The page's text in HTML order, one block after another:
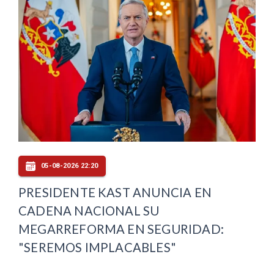
05-08-2026 22:20
PRESIDENTE KAST ANUNCIA EN
CADENA NACIONAL SU
MEGARREFORMA EN SEGURIDAD:
"SEREMOS IMPLACABLES"